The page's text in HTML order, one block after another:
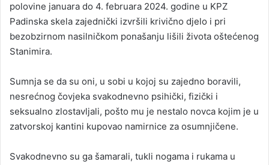
polovine januara do 4. februara 2024. godine u KPZ
Padinska skela zajednički izvršili krivično djelo i pri
bezobzirnom nasilničkom ponašanju lišili života oštećenog
Stanimira.
Sumnja se da su oni, u sobi u kojoj su zajedno boravili,
nesrećnog čovjeka svakodnevno psihički, fizički i
seksualno zlostavljali, pošto mu je nestalo novca kojim je u
zatvorskoj kantini kupovao namirnice za osumnjičene.
Svakodnevno su ga šamarali, tukli nogama i rukama u